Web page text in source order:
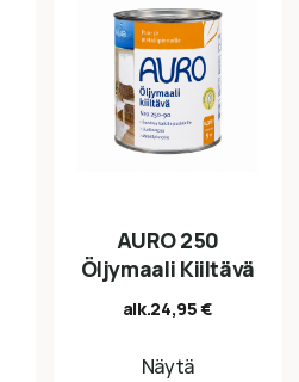
AURO 250
Öljymaali Kiiltävä
alk.24,95€
Näytä